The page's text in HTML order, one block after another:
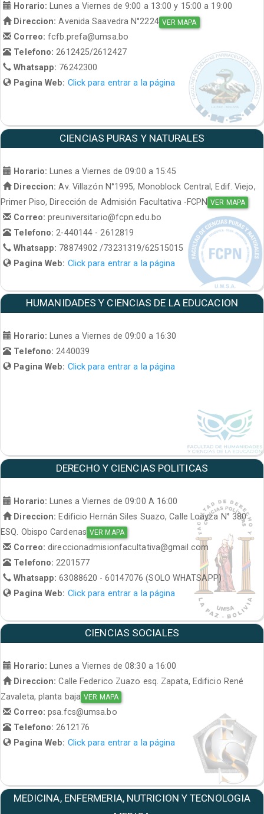
Horario: Lunes a Viernes de 9:00 a 13:00 y 15:00 a 19:00
Direccion: Avenida Saavedra N°2224 VER MAPA
Correo:fcfb.prefa@umsa.bo
Telefono:2612425/2612427
Whatsapp: 76242300
Pagina Web: Click para entrar a la página
CIENCIAS PURAS Y NATURALES
Horario:
Lunes a Viernes de 09:00 a 15:45
Direccion: Av. Villazón N°1995, Monoblock Central, Edif. Viejo,
Primer Piso, Dirección de Admisión Facultativa -FCPN VER MAPA
Correo:preuniversitario@fcpn.edu.bo
Telefono: 2-440144 - 2612819
Whatsapp: 78874902 /73231319/62515015
Pagina Web: Click para entrar a la página
HUMANIDADES Y CIENCIAS DE LA EDUCACION
Horario: Lunes a Viernes de 09:00 a 16:30
Telefono:2440039
Pagina Web: Click para entrar a la página
DERECHO Y CIENCIAS POLITICAS
Horario:
Lunes a Viernes de 09:00 A 16:00
Direccion: Edificio Hernán Siles Suazo, Calle Loayza N° 380
ESQ. Obispo Cardenas VER MAPA
Correo:direccionadmisionfacultativa@gmail.com
Telefono: 2201577
Whatsapp:63088620 - 60147076 (SOLO WHATSAPP)
Pagina Web: Click para entrar a la página
CIENCIAS SOCIALES
Horario:
Lunes a Viernes de 08:30 a 16:00
Direccion: Calle Federico Zuazo esq. Zapata, Edificio René
Zavaleta, planta baja VER MAPA
Correo:psa.fcs@umsa.bo
Telefono: 2612176
Pagina Web: Click para entrar a la página
MEDICINA, ENFERMERIA, NUTRICION Y TECNOLOGIA